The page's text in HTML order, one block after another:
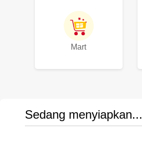
Mart
Sedang menyiapkan...